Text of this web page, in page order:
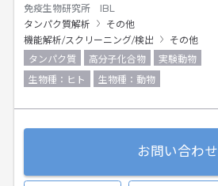
免疫生物研究所 IBL
タンパク質解析
その他
機能解析/スクリーニング/検出
その他
タンパク質
高分子化合物
実験動物
生物種：ヒト
生物種：動物
お問い合わせ